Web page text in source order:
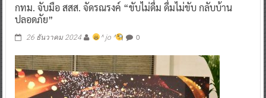
กทม. จับมือ สสส. จัดรณรงค์ “ขับไม่ดื่ม ดื่มไม่ขับ กลับบ้าน
ปลอดภัย”
26 ธันวาคม 2024 ^ jo ^ 0